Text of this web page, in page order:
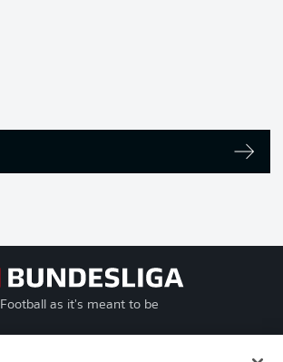
Football as it's meant to be